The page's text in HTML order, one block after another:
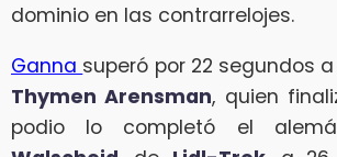
dominio en las contrarrelojes.
Ganna superó por 22 segundos
Thymen Arensman, quien
podio lo completó el